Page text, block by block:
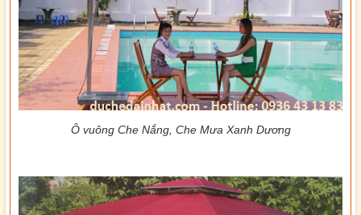
Ô vuông Che Nắng, Che Mưa Xanh Dương